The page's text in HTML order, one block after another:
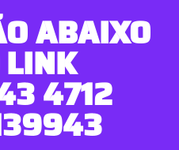
ABAIXO
LINK
4712